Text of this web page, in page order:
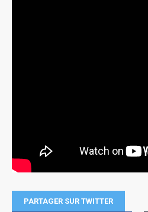
PARTAGER SUR TWITTER